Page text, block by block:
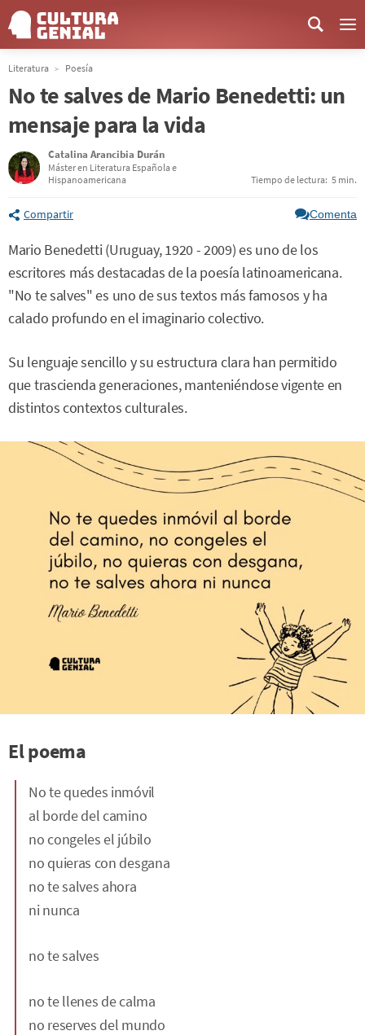
Literatura Poesía
No te salves de Mario Benedetti: un
mensaje para la vida
Catalina Arancibia Durán
Máster en Literatura Española e
Hispanoamericana
Tiempo de lectura: 5 min.
Compartir Comenta
Mario Benedetti (Uruguay, 1920 - 2009) es uno de los
escritores más destacadas de la poesía latinoamericana.
"No te salves" es uno de sus textos más famosos y ha
calado profundo en el imaginario colectivo.
Su lenguaje sencillo y su estructura clara han permitido
que trascienda generaciones, manteniéndose vigente en
distintos contextos culturales.
El poema
No te quedes inmóvil
al borde del camino
no congeles el júbilo
no quieras con desgana
no te salves ahora
ni nunca
no te salves
no te llenes de calma
no reserves del mundo